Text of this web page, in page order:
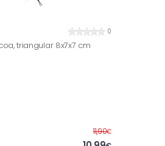
0
triangular 8x7x7 cm
11,90€Before